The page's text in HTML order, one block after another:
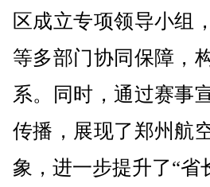
区成立专项领导小组
等多部门协同保障，
系。同时，通过赛事
传播，展现了郑州航
象，进一步提升了“省